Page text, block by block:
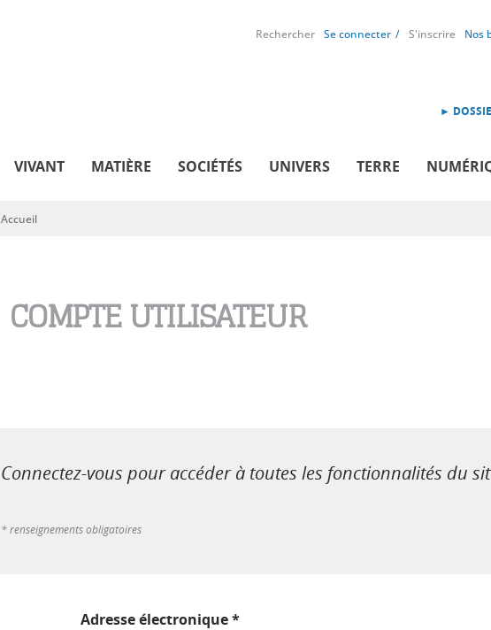
Rechercher Se connecter S'inscrire Nos
►
VIVANT MATIÈRE SOCIÉTÉS UNIVERS TERRE
Vous êtes ici
Accueil
COMPTE UTILISATEUR
Connectez-vous pour accéder à toutes les fonctionnalités du
* renseignements obligatoires
Adresse électronique*